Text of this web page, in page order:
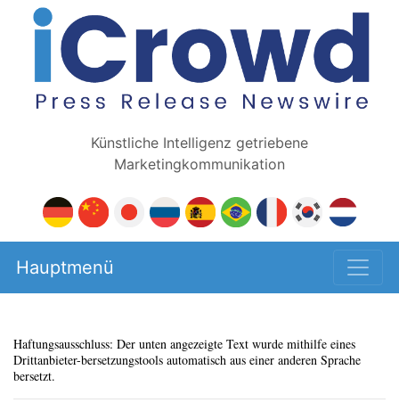
Künstliche Intelligenz getriebene
Marketingkommunikation
Hauptmenü
Haftungsausschluss: Der unten angezeigte Text wurde mithilfe eines
Drittanbieter-bersetzungstools automatisch aus einer anderen Sprache
bersetzt.